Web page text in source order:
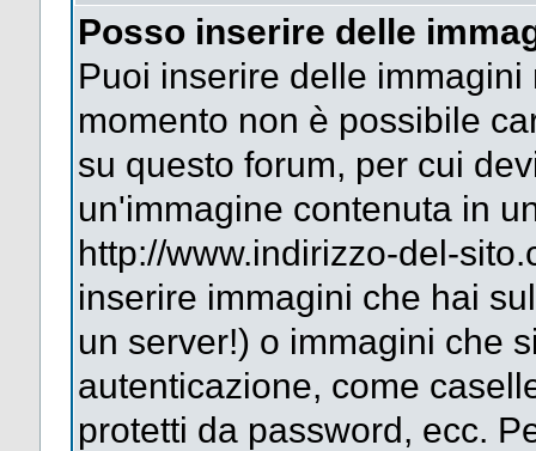
Posso inserire delle
Puoi inserire delle
momento non è possibile
su questo forum, per cui
un'immagine contenuta in
http://www.indirizzo-del-
inserire immagini che hai
un server!) o immagini che
autenticazione, come
protetti da password, ecc.